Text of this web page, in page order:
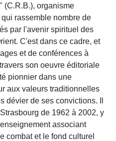
(C.R.B.), organisme
rassemble nombre de
par l'avenir spirituel des
C'est dans ce cadre, et
et de conférences à
son oeuvre éditoriale
pionnier dans une
aux valeurs traditionnelles
dévier de ses convictions. Il
de 1962 à 2002, y
associant
combat et le fond culturel